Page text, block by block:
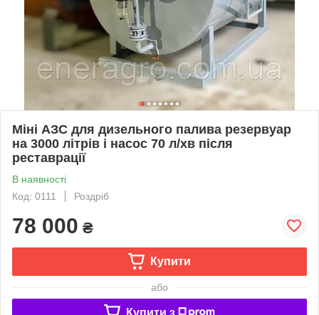
Міні АЗС для дизельного палива резервуар
на 3000 літрів і насос 70 л/хв після
реставрації
В наявності
Код: 0111
Роздріб
78 000 ₴
Купити
або
Купити з